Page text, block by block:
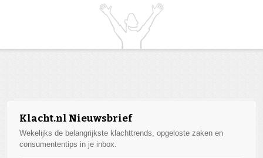
Klacht.nl Nieuwsbrief
Wekelijks de belangrijkste klachttrends, opgeloste zaken en
consumententips in je inbox.